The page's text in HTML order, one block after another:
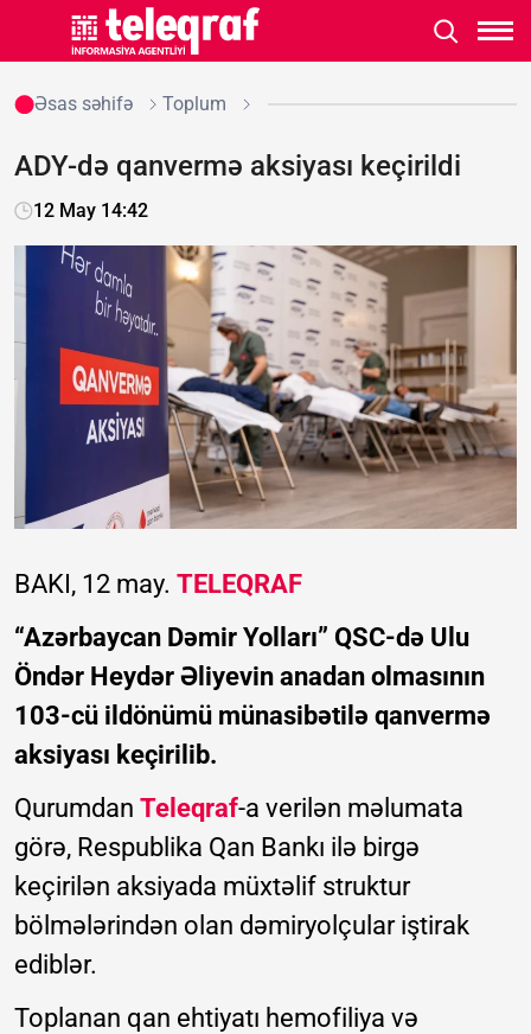
Əsas səhifə Toplum
ADY-də qanvermə aksiyası keçirildi
12 May 14:42
BAKI, 12 may. TELEQRAF
“Azərbaycan Dəmir Yolları” QSC-də Ulu
Öndər Heydər Əliyevin anadan olmasının
103-cü ildönümü münasibətilə qanvermə
aksiyası keçirilib.
Qurumdan Teleqraf-a verilən məlumata
görə, Respublika Qan Bankı ilə birgə
keçirilən aksiyada müxtəlif struktur
bölmələrindən olan dəmiryolçular iştirak
ediblər.
Toplanan qan ehtiyatı hemofiliya və